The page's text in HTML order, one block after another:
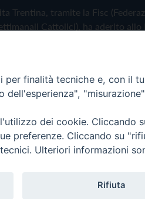
Trentina, tramite la Fisc
Cattolici), ha aderito allo
Privacy Policy Cookie Policy
Editrice
finalità tecniche e, con il
dell'esperienza",
dei cookie. Cliccando
preferenze. Cliccando su
Ulteriori informazioni
Rifiuta